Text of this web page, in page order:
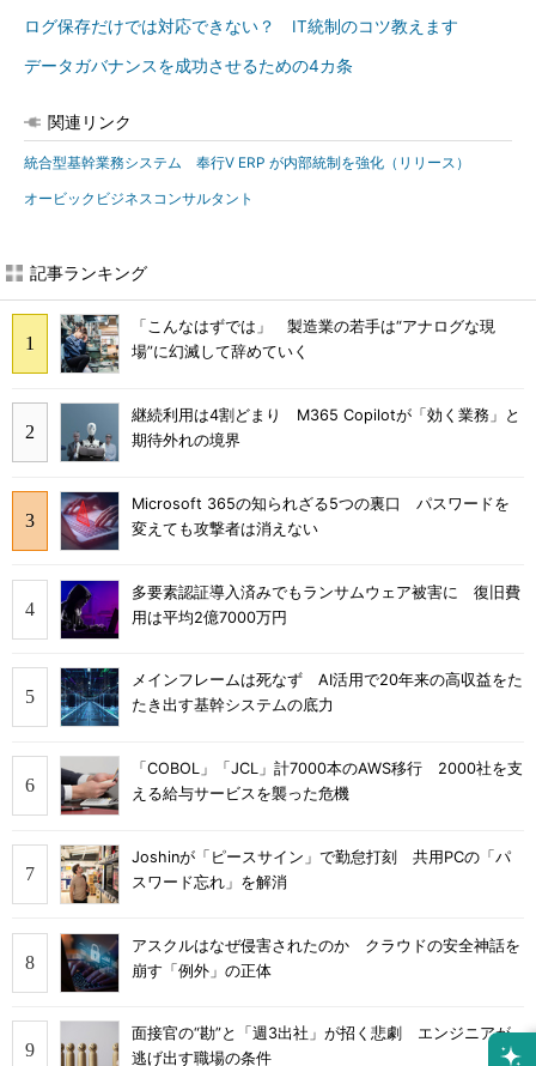
ログ保存だけでは対応できない？ IT統制のコツ教えます
データガバナンスを成功させるための4カ条
関連リンク
統合型基幹業務システム 奉行V ERP が内部統制を強化（リリース）
オービックビジネスコンサルタント
記事ランキング
「こんなはずでは」 製造業の若手は“アナログな現
場”に幻滅して辞めていく
継続利用は4割どまり M365 Copilotが「効く業務」と
期待外れの境界
Microsoft 365の知られざる5つの裏口 パスワードを
変えても攻撃者は消えない
多要素認証導入済みでもランサムウェア被害に 復旧費
用は平均2億7000万円
メインフレームは死なず AI活用で20年来の高収益をた
たき出す基幹システムの底力
「COBOL」「JCL」計7000本のAWS移行 2000社を支
える給与サービスを襲った危機
Joshinが「ピースサイン」で勤怠打刻 共用PCの「パ
スワード忘れ」を解消
アスクルはなぜ侵害されたのか クラウドの安全神話を
崩す「例外」の正体
面接官の“勘”と「週3出社」が招く悲劇 エンジニアが
逃げ出す職場の条件